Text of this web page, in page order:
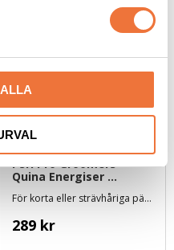
PSH Pro Groomers
Quina Energiser
schampo - 1 liter
För korta eller strävhåriga pälsar
289 kr